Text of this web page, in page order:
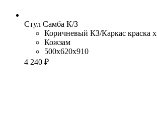
Стул Самба К/З
Коричневый КЗ/Каркас краска
Кожзам
500x620x910
4 240 ₽